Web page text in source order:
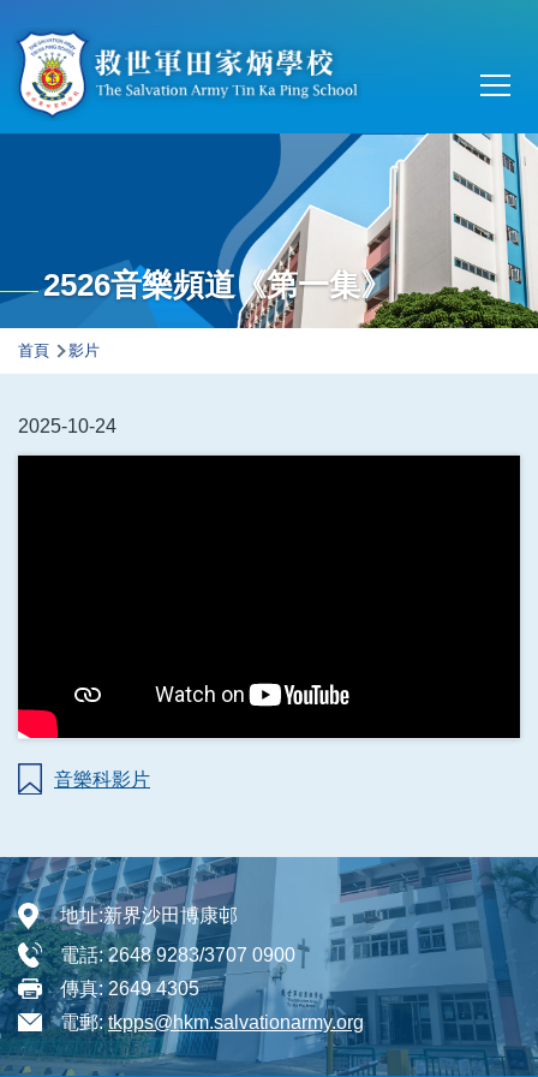
Main
2526音樂頻道《第一集》
導
連
首頁 影片
2025-10-24
音樂科影片
地址:新界沙田博康邨
電話:2648 9283/3707 0900
傳真:2649 4305
電郵:tkpps@hkm.salvationarmy.org